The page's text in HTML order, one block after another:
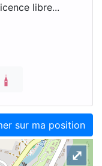
libre...
sur ma position
⤢